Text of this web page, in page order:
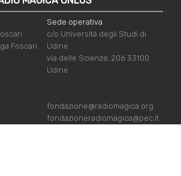
Foscari
Sede operativa
c/o Università degli Studi di
Udine
via delle Scienze, 206 33100
Udine
fondazione@radiomagica.org
fondazioneradiomagica@pec.it